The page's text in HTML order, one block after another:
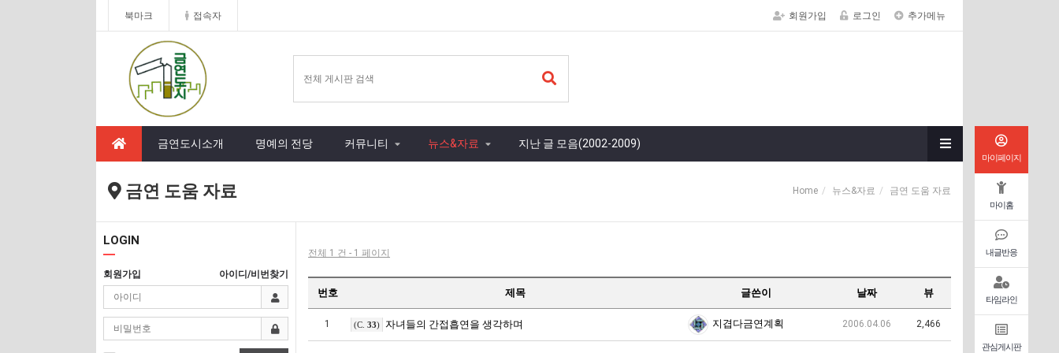
북마크 접속자 회원가입 로그인 추가메뉴
금연도시소개 명예의 전당 커뮤니티 뉴스&자료 지난 글 모음(2002-2009)
금연 도움 자료 Home 뉴스&자료 금연 도움 자료
마이페이지
마이홈
내글반응
타임라인
관심게시판
LOGIN
회원가입 아이디/비번찾기
전체 1 건 - 1 페이지
번호 제목 글쓴이 날짜 뷰
1 (C. 33) 자녀들의 간접흡연을 생각하며 지겹다금연계획 2006.04.06 2,466